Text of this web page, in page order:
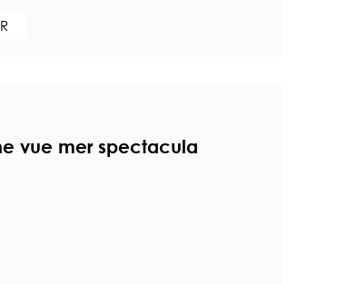
vue mer spectacula